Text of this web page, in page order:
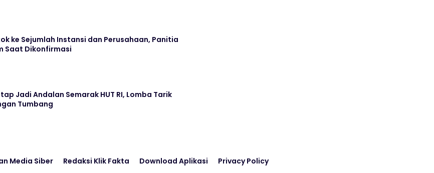
ke Sejumlah Instansi dan Perusahaan, Panitia
Saat Dikonfirmasi
Jadi Andalan Semarak HUT RI, Lomba Tarik
Tumbang
Media Siber Redaksi Klik Fakta Download Aplikasi Privacy Policy